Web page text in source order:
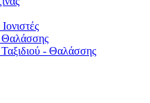
Θαλάσσης
- Θαλάσσης